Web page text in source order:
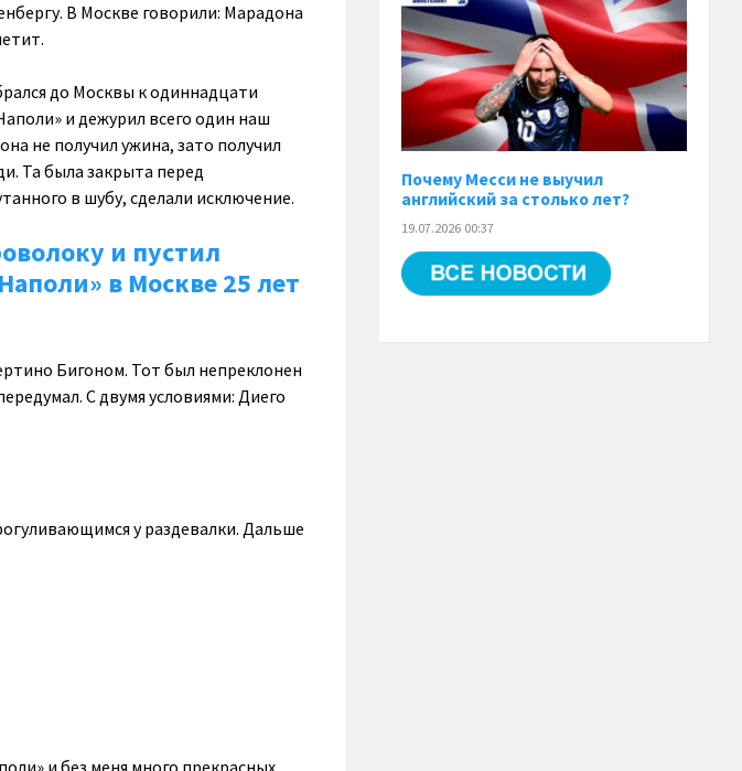
В Москве говорили: Марадона
до Москвы к одиннадцати
и дежурил всего один наш
не получил ужина, зато получил
Та была закрыта перед
в шубу, сделали исключение.
и пустил
в Москве 25 лет
Бигоном. Тот был непреклонен
С двумя условиями: Диего
у раздевалки. Дальше
и без меня много прекрасных
Почему Месси не выучил
английский за столько лет?
19.07.2026 00:37